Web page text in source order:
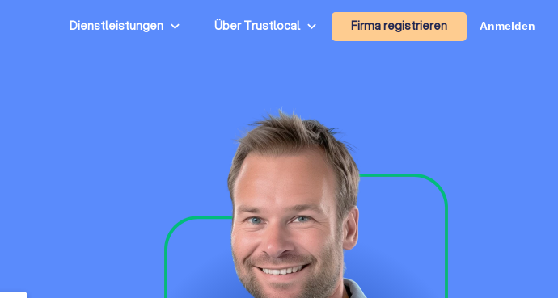
Dienstleistungen Über Trustlocal Firma registrieren Anmelden